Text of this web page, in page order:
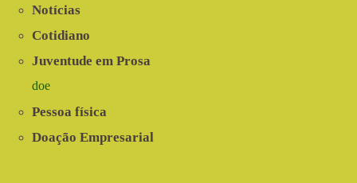
Notícias
Cotidiano
Juventude em Prosa
doe
Pessoa física
Doação Empresarial